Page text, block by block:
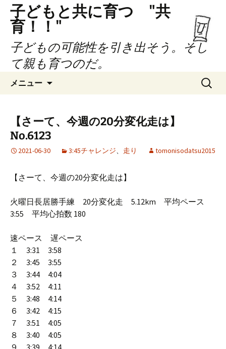
子どもと共に育つ "共
育！！"
子どもの可能性を引き出そう。そし
て親も育つのだ。
メニュー
ツ
ッ
検
索:
【さーて、今週の20分変化走は】
No.6123
2021-06-30 3:45チャレンジ、 走り tomonisodatsu2015
【さーて、今週の20分変化走は】
火曜日長居勝手練 20分変化走 5.12km 平均ペース
3:55 平均心拍数 180
速ペース 遅ペース
１ 3:31 3:58
２ 3:45 3:55
３ 3:44 4:04
４ 3:52 4:11
５ 3:48 4:14
６ 3:42 4:15
７ 3:51 4:05
８ 3:40 4:05
９ 3:39 4:14